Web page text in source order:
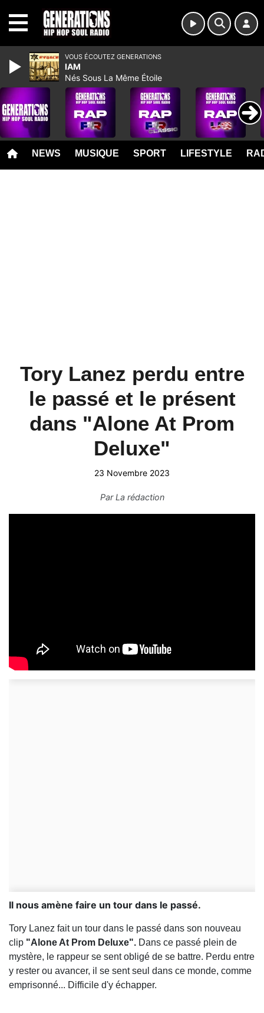
NEWS MUSIQUE SPORT LIFESTYLE
Tory Lanez perdu entre
le passé et le présent
dans "Alone At Prom
Deluxe"
23 Novembre 2023
ParLa rédaction
Il nous amène faire un tour dans le passé.
Tory Lanez fait un tour dans le passé dans son nouveau
clip "Alone At Prom Deluxe". Dans ce passé plein de
mystère, le rappeur se sent obligé de se battre. Perdu entre
y rester ou avancer, il se sent seul dans ce monde, comme
emprisonné... Difficile d'y échapper.
VOUS ÉCOUTEZ GENERATIONS
IAM
Nés Sous La Même Étoile